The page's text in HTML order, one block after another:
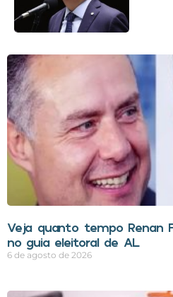
Veja quanto tempo Renan
no guia eleitoral de AL
6 de agosto de 2026